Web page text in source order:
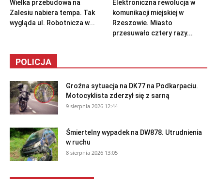
Wielka przebudowa na
Zalesiu nabiera tempa. Tak
wygląda ul. Robotnicza w...
Elektroniczna rewolucja w
komunikacji miejskiej w
Rzeszowie. Miasto
przesuwało cztery razy...
POLICJA
Groźna sytuacja na DK77 na Podkarpaciu.
Motocyklista zderzył się z sarną
9 sierpnia 2026 12:44
Śmiertelny wypadek na DW878. Utrudnienia
w ruchu
8 sierpnia 2026 13:05